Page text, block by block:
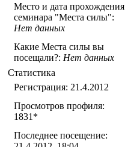
Место и дата прохождения
семинара "Места силы":
Нет данных
Какие Места силы вы
посещали?: Нет данных
Статистика
Регистрация: 21.4.2012
Просмотров профиля:
1831 *
Последнее посещение: